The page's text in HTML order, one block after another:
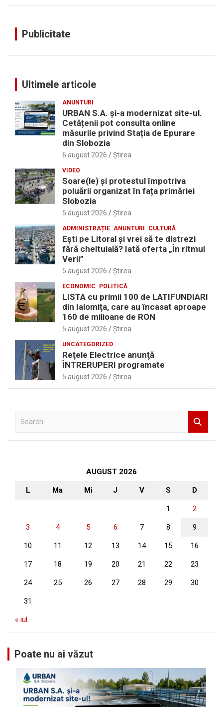
Publicitate
Ultimele articole
ANUNTURI
URBAN S.A. și-a modernizat site-ul.
Cetățenii pot consulta online
măsurile privind Stația de Epurare
din Slobozia
6 august 2026 Ştirea
VIDEO
Soare(le) și protestul împotriva
poluării organizat în fața primăriei
Slobozia
5 august 2026 Ştirea
ADMINISTRAȚIE ANUNTURI CULTURĂ
Eşti pe Litoral şi vrei să te distrezi
fără cheltuială? Iată oferta „În ritmul
Verii”
5 august 2026 Ştirea
ECONOMIC POLITICĂ
LISTA cu primii 100 de LATIFUNDIARI
din Ialomiţa, care au încasat aproape
160 de milioane de RON
5 august 2026 Ştirea
UNCATEGORIZED
Reţele Electrice anunţă
ÎNTRERUPERI programate
5 august 2026 Ştirea
AUGUST 2026
L Ma Mi J V S D
1 2
3 4 5 6 7 8 9
10 11 12 13 14 15 16
17 18 19 20 21 22 23
24 25 26 27 28 29 30
31
« iul.
Poate nu ai văzut